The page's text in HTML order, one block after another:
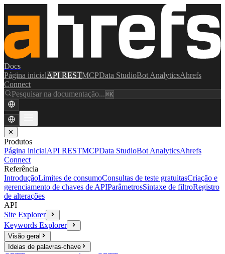
Docs
Página inicialAPI RESTMCPData StudioBot AnalyticsAhrefs
Connect
Pesquisar na documentação...⌘K
✕
Produtos
Página inicialAPI RESTMCPData StudioBot AnalyticsAhrefs
Connect
Referência
IntroduçãoLimites de consumoConsultas de teste gratuitasCriação e
gerenciamento de chaves de APIParâmetrosSintaxe de filtroRegistro
de alterações
API
Site Explorer
Keywords Explorer
Visão geral
Ideias de palavras-chave